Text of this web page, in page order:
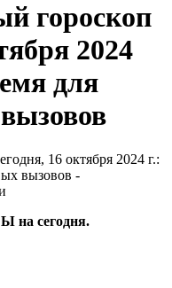
гороскоп
2024
для
на сегодня.